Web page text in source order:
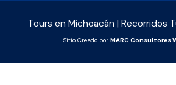
Tours en Michoacán | Recorridos
Sitio Creado por MARC Consultores